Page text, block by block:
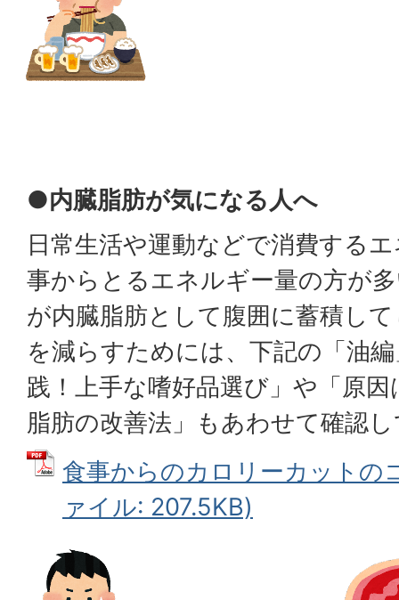
●内臓脂肪が気になる人へ
日常生活や運動などで消費する
事からとるエネルギー量の方が
が内臓脂肪として腹囲に蓄積し
を減らすためには、下記の「油
践！上手な嗜好品選び」や「原
脂肪の改善法」もあわせて確認
食事からのカロリーカットの
ァイル: 207.5KB)